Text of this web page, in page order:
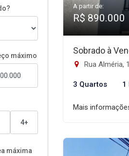
máximo
4+
máxima
A partir de:
R$ 890.000
Sobrado à
Rua Alméria,
3 Quartos 1
Mais